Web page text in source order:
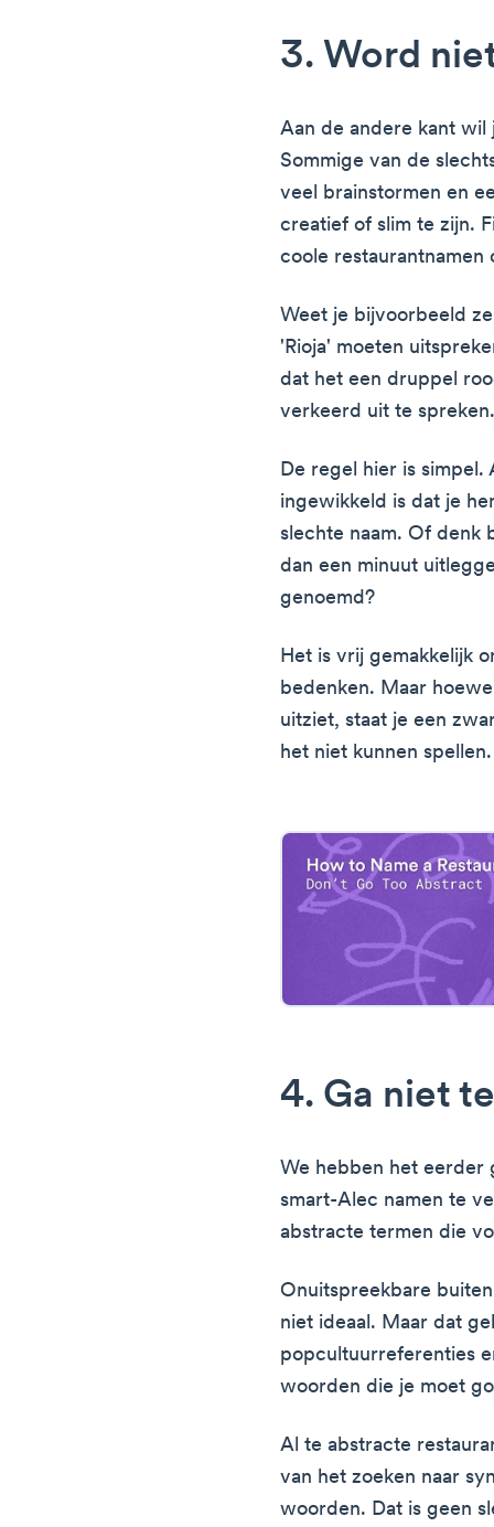
3. Word
Aan de andere kant
Sommige van de
veel brainstormen en
creatief of slim te zijn.
coole restaurantnamen
Weet je bijvoorbeeld
'Rioja' moeten
dat het een druppel
verkeerd uit te
De regel hier is simpel.
ingewikkeld is dat je
slechte naam. Of denk
dan een minuut
genoemd?
Het is vrij gemakkelijk
bedenken. Maar
uitziet, staat je een
het niet kunnen spellen.
4. Ga niet
We hebben het eerder
smart-Alec namen te
abstracte termen die
Onuitspreekbare
niet ideaal. Maar dat
popcultuurreferenties
woorden die je moet
Al te abstracte
van het zoeken naar
woorden. Dat is geen